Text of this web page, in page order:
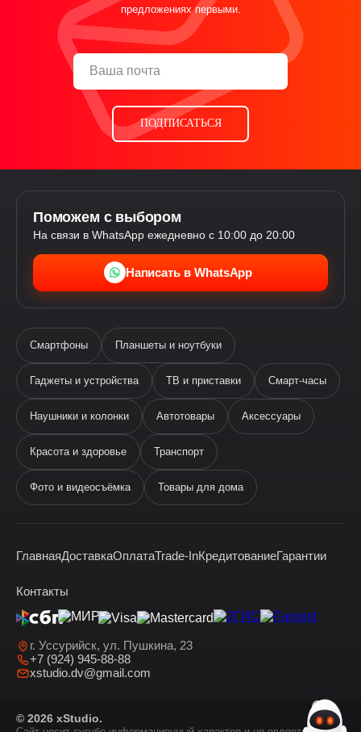
предложениях первыми.
ПОДПИСАТЬСЯ
Поможем с выбором
На связи в WhatsApp ежедневно с 10:00 до 20:00
Написать в WhatsApp
Смартфоны Планшеты и ноутбуки
Гаджеты и устройства ТВ и приставки Смарт-часы
Наушники и колонки Автотовары Аксессуары
Красота и здоровье Транспорт
Фото и видеосъёмка Товары для дома
ГлавнаяДоставкаОплатаTrade-InКредитованиеГарантии
Контакты
г. Уссурийск, ул. Пушкина, 23
+7 (924) 945-88-88
xstudio.dv@gmail.com
© 2026 xStudio.
виртуальный помощник